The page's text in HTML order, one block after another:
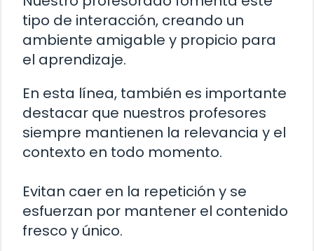
tipo de interacción, creando un
ambiente amigable y propicio para
el aprendizaje.
En esta línea, también es importante
destacar que nuestros profesores
siempre mantienen la relevancia y el
contexto en todo momento.
Evitan caer en la repetición y se
esfuerzan por mantener el contenido
fresco y único.